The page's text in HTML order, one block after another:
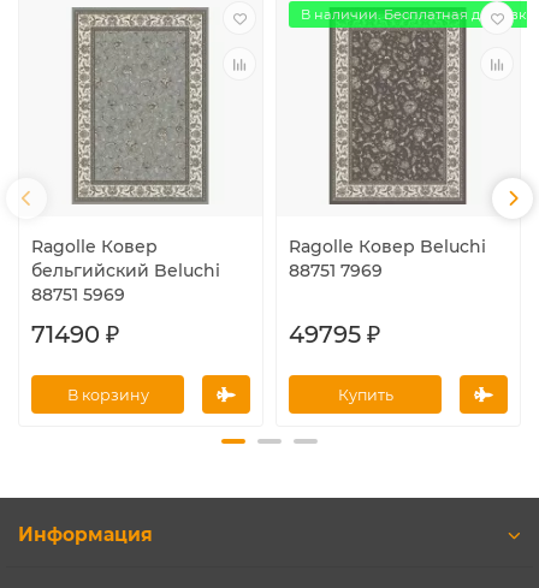
Ragolle Ковер
бельгийский Beluchi
88751 5969
71490 ₽
В корзину
В наличии. Бесплатная доставка
Ragolle Ковер Beluchi
88751 7969
49795 ₽
Купить
Информация